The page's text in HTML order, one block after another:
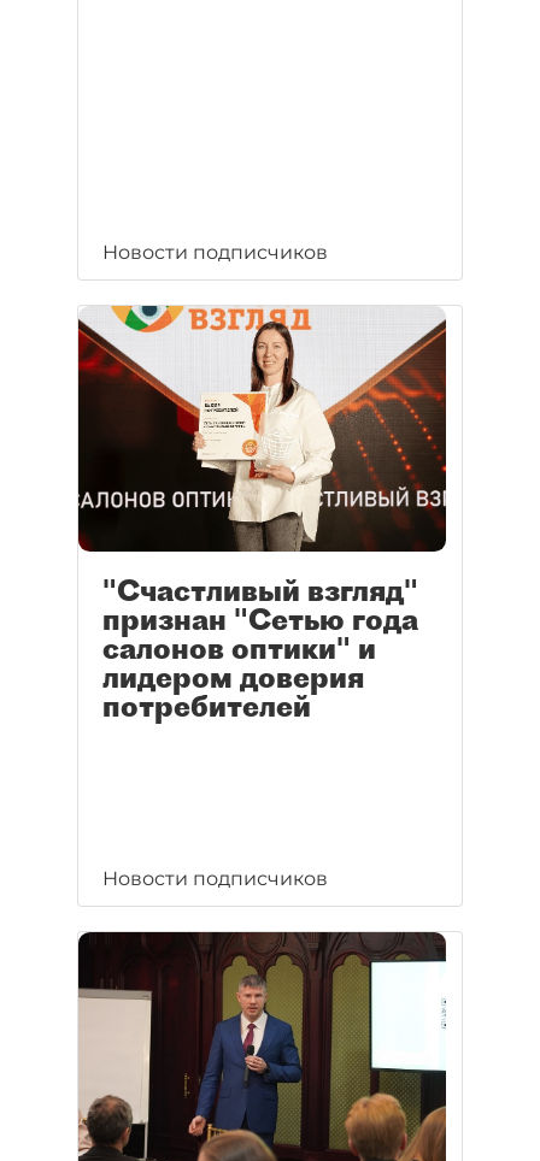
Новости подписчиков
"Счастливый взгляд"
признан "Сетью года
салонов оптики" и
лидером доверия
потребителей
Новости подписчиков